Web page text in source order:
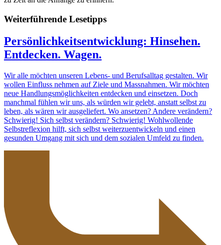
Weiterführende Lesetipps
Persönlichkeitsentwicklung: Hinsehen.
Entdecken. Wagen.
Wir alle möchten unseren Lebens- und Berufsalltag gestalten. Wir
wollen Einfluss nehmen auf Ziele und Massnahmen. Wir möchten
neue Handlungsmöglichkeiten entdecken und einsetzen. Doch
manchmal fühlen wir uns, als würden wir gelebt, anstatt selbst zu
leben, als wären wir ausgeliefert. Wo ansetzen? Andere verändern?
Schwierig! Sich selbst verändern? Schwierig! Wohlwollende
Selbstreflexion hilft, sich selbst weiterzuentwickeln und einen
gesunden Umgang mit sich und dem sozialen Umfeld zu finden.